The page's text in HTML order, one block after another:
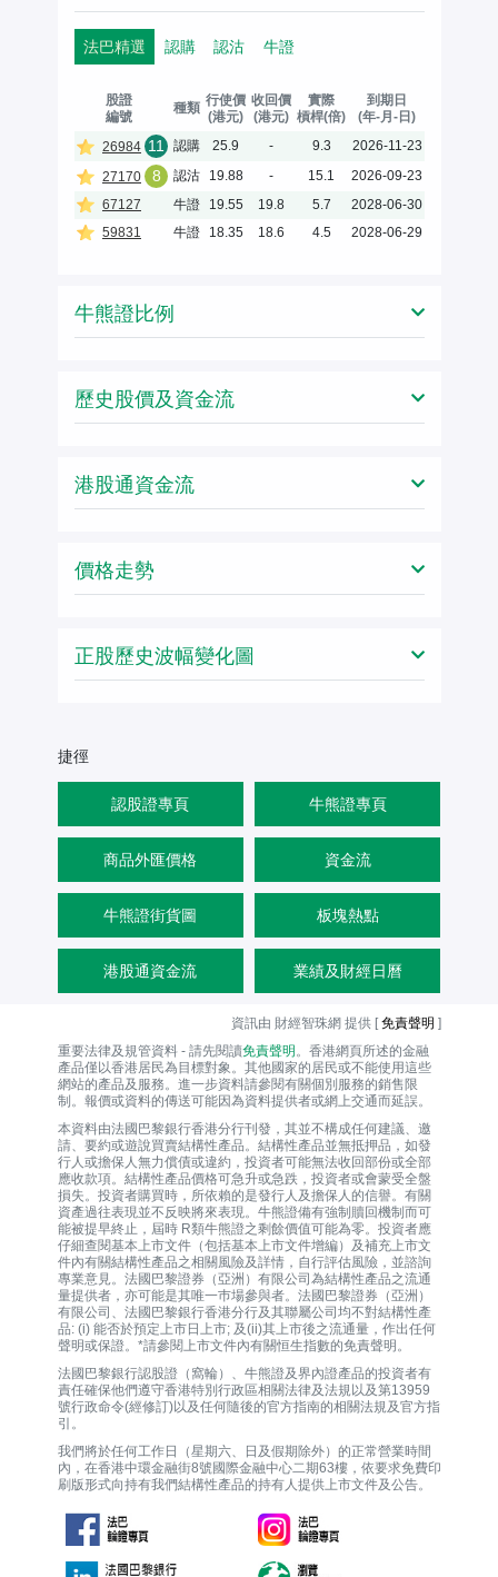
法巴精選 認購 認沽 牛證
股證
編號
種類 行使價
(港元)
收回價
(港元)
實際
槓桿(倍)
到期日
(年-月-日)
26984 11 認購 25.9 - 9.3
2026-11-23
27170
8 認沽 19.88 - 15.1
2026-09-23
67127
牛證 19.55 19.8 5.7
2028-06-30
59831
牛證 18.35 18.6 4.5 2028-06-29
牛熊證比例
歷史股價及資金流
港股通資金流
價格走勢
正股歷史波幅變化圖
捷徑
認股證專頁 牛熊證專頁
商品外匯價格 資金流
牛熊證街貨圖 板塊熱點
港股通資金流 業績及財經日曆
資訊由 財經智珠網 提供 [免責聲明 ]
重要法律及規管資料 - 請先閱讀免責聲明 。香港網頁所述的金融
產品僅以香港居民為目標對象。其他國家的居民或不能使用這些
網站的產品及服務。進一步資料請參閱有關個別服務的銷售限
制。報價或資料的傳送可能因為資料提供者或網上交通而延誤。
本資料由法國巴黎銀行香港分行刊發，其並不構成任何建議、邀
請、要約或遊說買賣結構性產品。結構性產品並無抵押品，如發
行人或擔保人無力償債或違約，投資者可能無法收回部份或全部
應收款項。結構性產品價格可急升或急跌，投資者或會蒙受全盤
損失。投資者購買時，所依賴的是發行人及擔保人的信譽。有關
資產過往表現並不反映將來表現。牛熊證備有強制贖回機制而可
能被提早終止，屆時 R類牛熊證之剩餘價值可能為零。投資者應
仔細查閱基本上市文件（包括基本上市文件增編）及補充上市文
件內有關結構性產品之相關風險及詳情，自行評估風險，並諮詢
專業意見。法國巴黎證券（亞洲）有限公司為結構性產品之流通
量提供者，亦可能是其唯一巿場參與者。法國巴黎證券（亞洲）
有限公司、法國巴黎銀行香港分行及其聯屬公司均不對結構性產
品: (i) 能否於預定上市日上市; 及(ii)其上市後之流通量，作出任何
聲明或保證。*請參閱上市文件內有關恒生指數的免責聲明。
法國巴黎銀行認股證（窩輪）、牛熊證及界內證產品的投資者有
責任確保他們遵守香港特別行政區相關法律及法規以及第13959
號行政命令(經修訂)以及任何隨後的官方指南的相關法規及官方指
引。
我們將於任何工作日（星期六、日及假期除外）的正常營業時間
內，在香港中環金融街8號國際金融中心二期63樓，依要求免費印
刷版形式向持有我們結構性產品的持有人提供上市文件及公告。